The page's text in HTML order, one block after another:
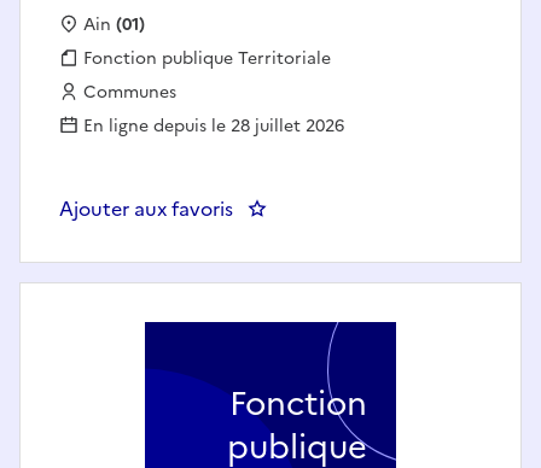
Localisation :
Ain (01)
Fonction publique :
Fonction publique Territoriale
Employeur :
Communes
En ligne depuis le 28 juillet 2026
Ajouter aux favoris : Un assistant administratif
Fonction
publique